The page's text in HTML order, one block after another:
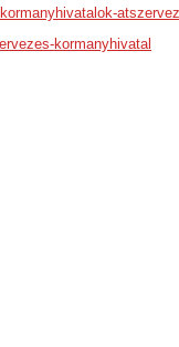
kormanyhivatal